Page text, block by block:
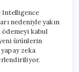
Intelligence
nedeniyle yakın
kabul
ürünlerin
zeka